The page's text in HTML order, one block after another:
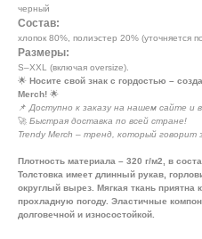
черный
Состав:
хлопок 80%, полиэстер 20% (уточняется
Размеры:
S–XXL (включая oversize).
🌟 Носите свой знак с гордостью –
Merch! 🌟
📌 Доступно к заказу на нашем сайте и
🚀 Быстрая доставка по всей стране!
Trendy Merch – тренд, который говорит
Плотность материала – 320 г/м2, в
Толстовка имеет длинный рукав,
округлый вырез. Мягкая ткань приятна
прохладную погоду. Эластичные
долговечной и износостойкой.